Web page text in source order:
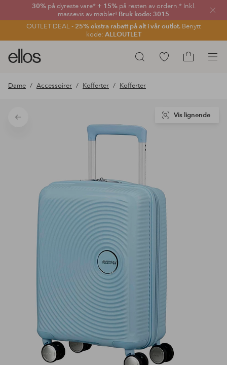
30% på dyreste vare* + 15%på resten av ordern.* Inkl.
massevis av møbler! Bruk kode: 3015
OUTLET DEAL - 25% ekstra rabatt på alt i vår outlet. Benytt
kode: ALLOUTLET
Lukk
Søk
Ellos
logo
gå
forsiden
Gå
Dame Accessoirer Kofferter Kofferter
Tilbake
Vis lignende